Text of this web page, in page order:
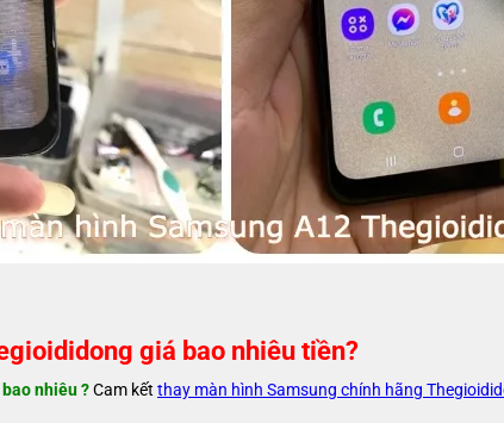
giá bao nhiêu tiền?
nhiêu ?Cam kết thay màn hình Samsung chính hãng